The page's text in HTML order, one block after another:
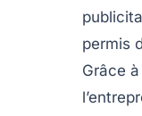
permis
Grâce